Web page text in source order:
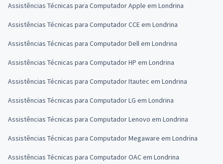
Assistências Técnicas para Computador Apple em Londrina
Assistências Técnicas para Computador CCE em Londrina
Assistências Técnicas para Computador Dell em Londrina
Assistências Técnicas para Computador HP em Londrina
Assistências Técnicas para Computador Itautec em Londrina
Assistências Técnicas para Computador LG em Londrina
Assistências Técnicas para Computador Lenovo em Londrina
Assistências Técnicas para Computador Megaware em Londrina
Assistências Técnicas para Computador OAC em Londrina